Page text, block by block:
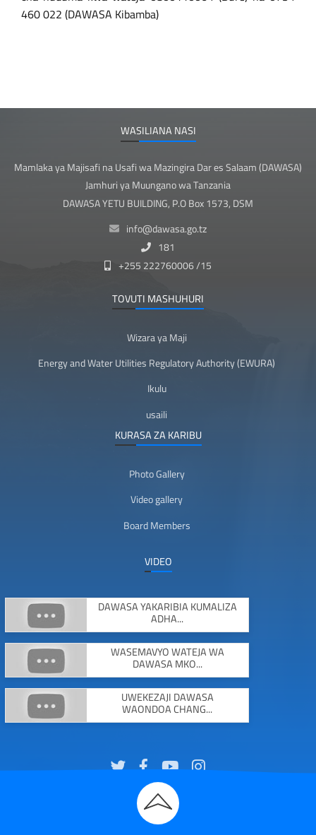
460 022 (DAWASA Kibamba)
WASILIANA NASI
Mamlaka ya Majisafi na Usafi wa Mazingira Dar es Salaam (DAWASA)
Jamhuri ya Muungano wa Tanzania
DAWASA YETU BUILDING, P.O Box 1573, DSM
info@dawasa.go.tz
181
+255 222760006 /15
TOVUTI MASHUHURI
Wizara ya Maji
Energy and Water Utilities Regulatory Authority (EWURA)
Ikulu
usaili
KURASA ZA KARIBU
Photo Gallery
Video gallery
Board Members
VIDEO
DAWASA YAKARIBIA KUMALIZA
ADHA...
WASEMAVYO WATEJA WA
DAWASA MKO...
UWEKEZAJI DAWASA
WAONDOA CHANG...